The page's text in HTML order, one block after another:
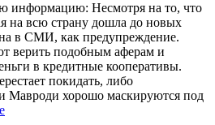
информацию: Несмотря на то, что
на всю страну дошла до новых
в СМИ, как предупреждение.
верить подобным аферам и
в кредитные кооперативы.
покидать, либо
Мавроди хорошо маскируются под